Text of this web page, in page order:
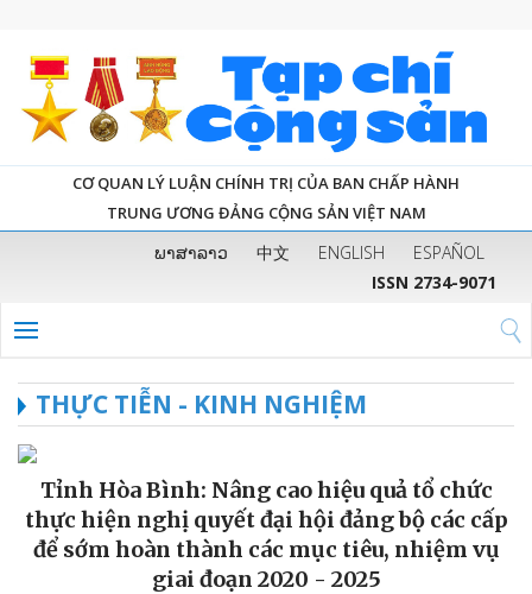
CƠ QUAN LÝ LUẬN CHÍNH TRỊ CỦA BAN CHẤP HÀNH
TRUNG ƯƠNG ĐẢNG CỘNG SẢN VIỆT NAM
ພາສາລາວ 中文 ENGLISH
ESPAÑOL
ISSN 2734-9071
THỰC TIỄN - KINH NGHIỆM
Tỉnh Hòa Bình: Nâng cao hiệu quả tổ chức
thực hiện nghị quyết đại hội đảng bộ các cấp
để sớm hoàn thành các mục tiêu, nhiệm vụ
giai đoạn 2020 - 2025